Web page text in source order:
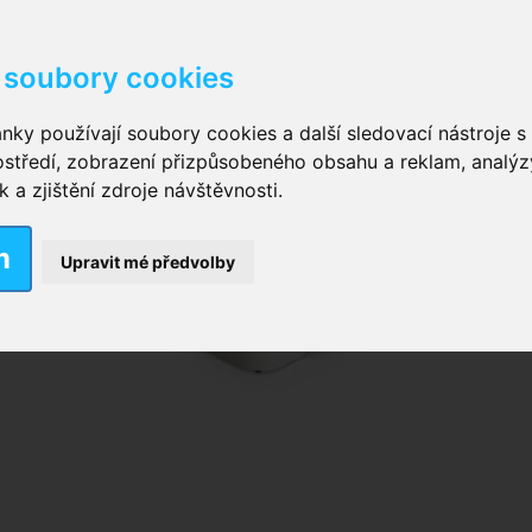
cookies
používají soubory cookies a další sledovací nástroje s
zobrazení přizpůsobeného obsahu a reklam,
a zjištění zdroje návštěvnosti.
Upravit mé předvolby
kalhotky zalepovací ,Inkontinenční kalhotky
vložky pro muže
plavky,Dámské inkontinenční plavky